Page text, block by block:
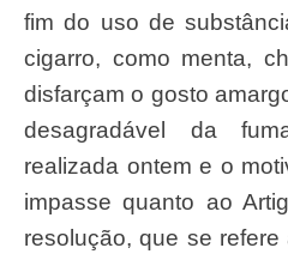
fim do uso de
cigarro, como menta,
disfarçam o gosto
desagradável da
realizada ontem e o
impasse quanto ao
resolução, que se